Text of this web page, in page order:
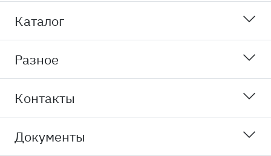
Каталог
Разное
Контакты
Документы